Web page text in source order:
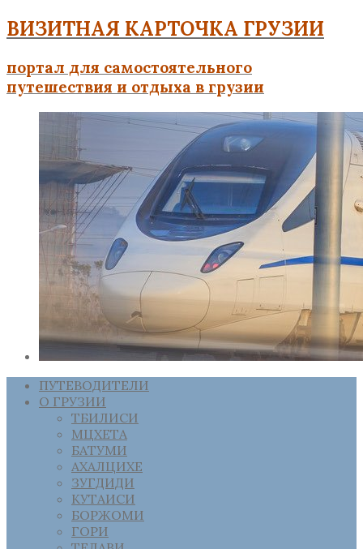
ВИЗИТНАЯ КАРТОЧКА ГРУЗИИ
портал для самостоятельного
путешествия и отдыха в грузии
ПУТЕВОДИТЕЛИ
О ГРУЗИИ
ТБИЛИСИ
МЦХЕТА
БАТУМИ
АХАЛЦИХЕ
ЗУГДИДИ
КУТАИСИ
БОРЖОМИ
ГОРИ